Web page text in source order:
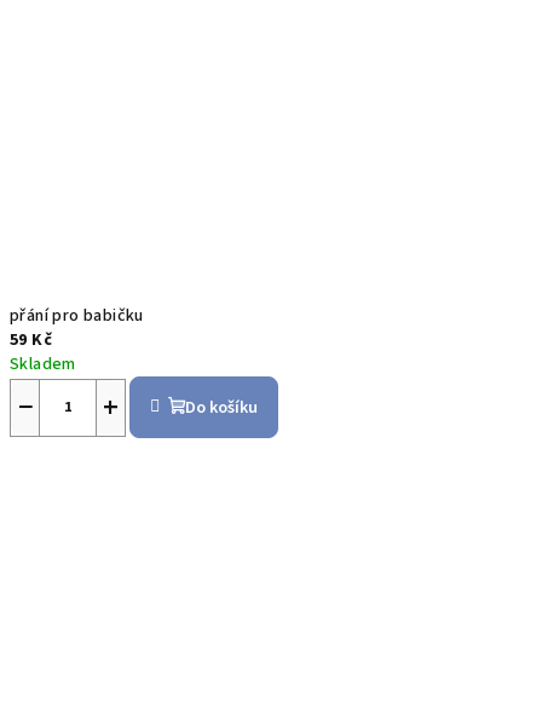
přání pro babičku
59 Kč
Skladem
+
− Do košíku